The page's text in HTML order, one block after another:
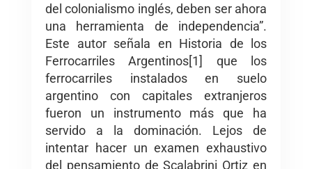
del colonialismo inglés, deben ser ahora
una herramienta de independencia”.
Este autor señala en Historia de los
Ferrocarriles Argentinos[1] que los
ferrocarriles instalados en suelo
argentino con capitales extranjeros
fueron un instrumento más que ha
servido a la dominación. Lejos de
intentar hacer un examen exhaustivo
del pensamiento de Scalabrini Ortiz en